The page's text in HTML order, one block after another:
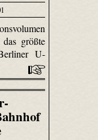
größte
U-